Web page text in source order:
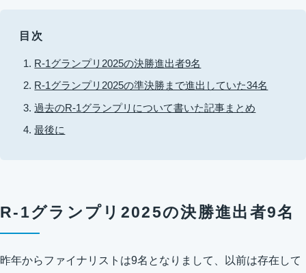
目次
R-1グランプリ2025の決勝進出者9名
R-1グランプリ2025の準決勝まで進出していた34名
過去のR-1グランプリについて書いた記事まとめ
最後に
R-1グランプリ2025の決勝進出者9名
昨年からファイナリストは9名となりまして、以前は存在して